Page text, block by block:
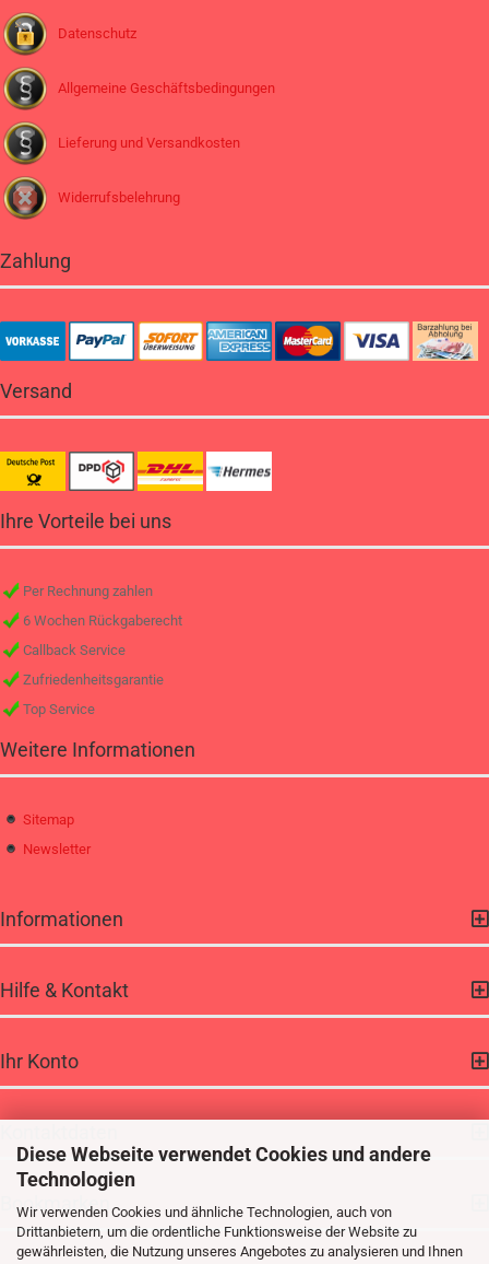
Diese Webseite verwendet Cookies und andere
Technologien
Wir verwenden Cookies und ähnliche Technologien, auch von
Drittanbietern, um die ordentliche Funktionsweise der Website zu
gewährleisten, die Nutzung unseres Angebotes zu analysieren und Ihnen
Datenschutz
Allgemeine Geschäftsbedingungen
Lieferung und Versandkosten
Widerrufsbelehrung
Zahlung
Versand
Ihre Vorteile bei uns
Per Rechnung zahlen
6 Wochen Rückgaberecht
Callback Service
Zufriedenheitsgarantie
Top Service
Weitere Informationen
Sitemap
Newsletter
Informationen
Hilfe & Kontakt
Ihr Konto
Bookmarken